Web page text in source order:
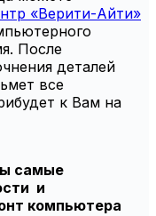
«Верити-Айти»
После
деталей
все
к Вам на
самые
и
компьютера